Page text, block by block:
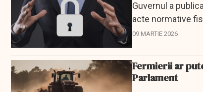
Guvernul a
acte normative
produse...
09 MARTIE 2026
Fermierii ar
Parlament